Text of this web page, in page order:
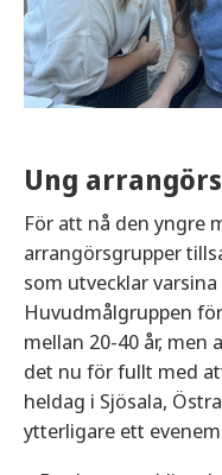
Ung
För att nå den yngre
arrangörsgrupper
som utvecklar
Huvudmålgruppen
mellan 20-40 år, men
det nu för fullt med
heldag i Sjösala,
ytterligare ett